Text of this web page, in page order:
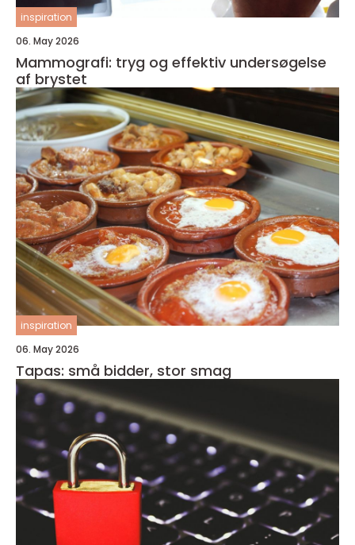
inspiration
06. May 2026
Mammografi: tryg og effektiv undersøgelse
af brystet
inspiration
06. May 2026
Tapas: små bidder, stor smag